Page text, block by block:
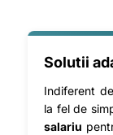
Solutii
Indiferent
la fel de
salariu